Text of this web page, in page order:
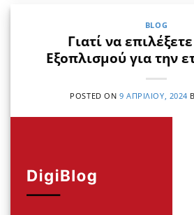
BLOG
Γιατί να
Εξοπλισμού για την
POSTED ON 9 ΑΠΡΙΛΊΟΥ, 2024